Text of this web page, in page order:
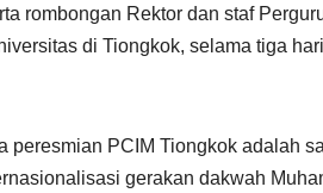
rombongan Rektor dan staf
di Tiongkok, selama tiga
peresmian PCIM Tiongkok adalah
gerakan dakwah